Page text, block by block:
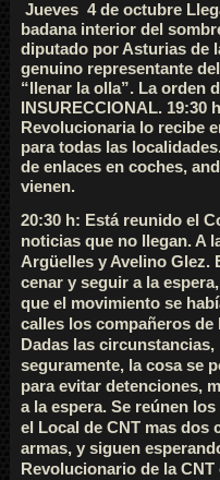
Jueves 4 de octubre
badana interior del
diputado por Asturias de
genuino representante
“llenar la olla”. La orden
INSURECCIONAL.
Revolucionaria lo recibe
para todas las
de enlaces en coches,
vienen.
20:30 h: Está reunido el
noticias que no llegan. A
Argüelles y Avelino Glez.
cenar y seguir a la
que el movimiento se
calles los compañeros de
Dadas las
seguramente, la cosa se
para evitar detenciones,
a la espera. Se reúnen
el Local de CNT mas dos
armas, y siguen
Revolucionario de la